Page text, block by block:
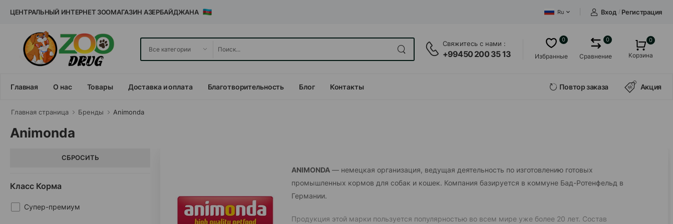
ЦЕНТРАЛЬНЫЙ ИНТЕРНЕТ ЗООМАГАЗИН АЗЕРБАЙДЖАНА Ru Вход / Регистрация
Свяжитесь с нами :
+99450 200 35 13 Избранные
0
Сравнение
0 0
Корзина
Главная О нас Товары Доставка и оплата Благотворительность Блог Контакты Повтор заказа Акция
Главная cтраница Бренды Animonda
Animonda
СБРОСИТЬ
Класс Корма
Супер-премиум
ANIMONDA — немецкая организация, ведущая деятельность по изготовлению готовых
промышленных кормов для собак и кошек. Компания базируется в коммуне Бад-Ротенфельд в
Германии.
Продукция этой марки пользуется популярностью во всем мире уже более 20 лет. Состав